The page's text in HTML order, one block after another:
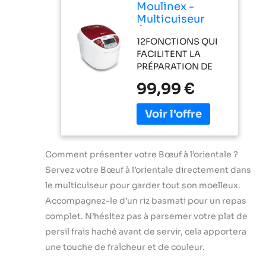
Elle est
naturellement
sans gluten,
additifs,
conservateurs ni
naturelle: Notre
poudre de
coriandre provient
d'une culture qui
privilégie la
pureté, assurant
que chaque
aux normes de
qualité les plus
strictes.
Engagement
respectons des
seul appareil !
ÉCONOMIE
économisez
jusqu'à 80 % sur
votre facture
d'énergie par
rapport aux fours
électriques
traditionnels :
vous pouvez donc
argent
supplémentaire
aux choses qui
comptent
vraiment ! GAIN DE
TEMPS : réduisez
le temps de
cuisson jusqu'à 70
Moulinex -
Multicuiseur
Fonctions et
MK7051F1 -
Rouge - Blanc
12FONCTIONS QUI
FACILITENT LA
PRÉPARATION DE
QUOTIDIENS:
riz/céréales, risotto,
plats réchauffés,
plats mijotés,
vapeur/soupe,
yaourts,
plats gratinés/frits,
maintien au chaud,
départ différé et
temps de cuisson
réglable FACILITÉ
D'UTILISATION:
99,99 €
Comment présenter votre Bœuf à l’orientale ?
Servez votre Bœuf à l’orientale directement dans
le multicuiseur pour garder tout son moelleux.
Accompagnez-le d’un riz basmati pour un repas
complet. N’hésitez pas à parsemer votre plat de
persil frais haché avant de servir, cela apportera
une touche de fraîcheur et de couleur.